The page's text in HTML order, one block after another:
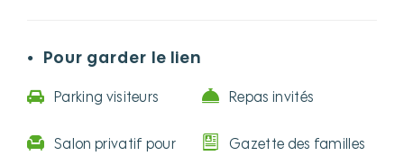
● Pour garder le lien
Parking visiteurs Repas invités
Salon privatif pour
Gazette des familles